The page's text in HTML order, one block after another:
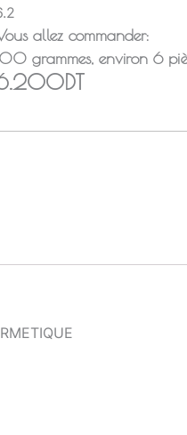
allez commander:
grammes, environ6